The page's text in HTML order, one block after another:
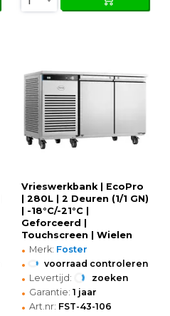
Vrieswerkbank | EcoPro
| 280L | 2 Deuren (1/1 GN)
| -18°C/-21°C |
Geforceerd |
Touchscreen | Wielen
(Geremd) |
1365x700x865(h)mm
• Merk: Foster
• voorraad controleren
• Levertijd: zoeken
• Garantie: 1 jaar
• Art.nr: FST-43-106